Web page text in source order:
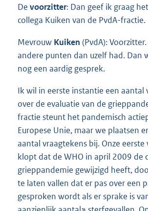
De voorzitter: Dan geef ik graag
collega Kuiken van de PvdA-fractie.
Mevrouw Kuiken (PvdA):
andere punten dan uzelf had. Dan
nog een aardig gesprek.
Ik wil in eerste instantie een aantal
over de evaluatie van de
fractie steunt het pandemisch
Europese Unie, maar we plaatsen
aantal vraagtekens bij. Onze eerste
klopt dat de WHO in april 2009 de
grieppandemie gewijzigd heeft,
te laten vallen dat er pas over een
gesproken wordt als er sprake is